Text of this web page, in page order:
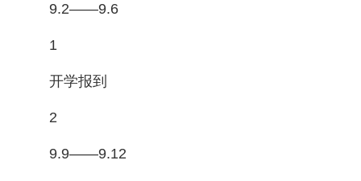
9.2——9.6
1
开学报到
2
9.9——9.12